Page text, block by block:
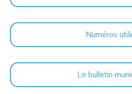
Numéros
Le bulletin